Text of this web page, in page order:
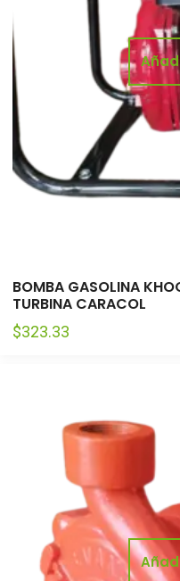
BOMBA GASOLINA
TURBINA CARACOL
$323.33